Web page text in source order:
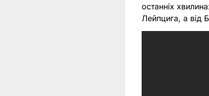
останніх
Лейпцига, а від